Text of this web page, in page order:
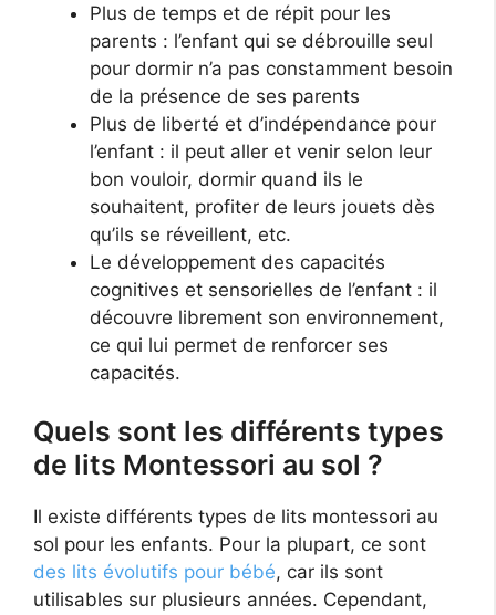
Plus de temps et de répit pour les
parents : l’enfant qui se débrouille seul
pour dormir n’a pas constamment besoin
de la présence de ses parents
Plus de liberté et d’indépendance pour
l’enfant : il peut aller et venir selon leur
bon vouloir, dormir quand ils le
souhaitent, profiter de leurs jouets dès
qu’ils se réveillent, etc.
Le développement des capacités
cognitives et sensorielles de l’enfant : il
découvre librement son environnement,
ce qui lui permet de renforcer ses
capacités.
Quels sont les différents types
de lits Montessori au sol ?
Il existe différents types de lits montessori au
sol pour les enfants. Pour la plupart, ce sont
des lits évolutifs pour bébé, car ils sont
utilisables sur plusieurs années. Cependant,